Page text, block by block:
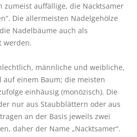
zumeist auffällige, die Nacktsamer
Die allermeisten Nadelgehölze
Nadelbäume auch als
werden.
männliche und weibliche,
auf einem Baum; die meisten
einhäusig (monözisch). Die
nur aus Staubblättern oder aus
an der Basis jeweils zwei
daher der Name „Nacktsamer“.